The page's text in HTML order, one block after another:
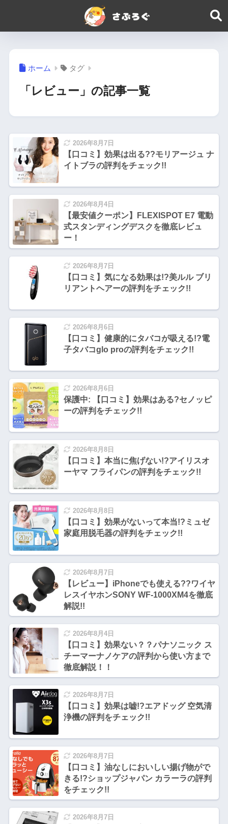
ホーム タグ
「レビュー」の記事一覧
2026年8月7日
【口コミ】効果は出る??モリアージュ ナ
イトブラの評判をチェック!!
2026年8月4日
【最安値クーポン】FLEXISPOT E7 電動
式スタンディングデスクを徹底レビュ
ー！
2026年8月7日
【口コミ】気になる効果は!?美ルル ブリ
リアントヘアーの評判をチェック!!
2026年8月6日
【口コミ】健康的にタバコが吸える!?電
子タバコglo proの評判をチェック!!
2026年8月6日
保護中: 【口コミ】効果はある?セノッピ
ーの評判をチェック!!
2026年8月8日
【口コミ】本当に焦げない!?アイリスオ
ーヤマ フライパンの評判をチェック!!
2026年8月8日
【口コミ】効果がないって本当!?ミュゼ
家庭用脱毛器の評判をチェック!!
2026年8月7日
【レビュー】iPhoneでも使える??ワイヤ
レスイヤホンSONY WF-1000XM4を徹底
解説!!
2026年8月4日
【口コミ】効果ない？？パナソニック ス
チーマーナノケアの評判から使い方まで
徹底解説！！
2026年8月7日
【口コミ】効果は嘘!?エアドッグ 空気清
浄機の評判をチェック!!
2026年8月7日
【口コミ】油なしにおいしい揚げ物がで
きる!?ショップジャパン カラーラの評判
をチェック!!
2026年8月7日